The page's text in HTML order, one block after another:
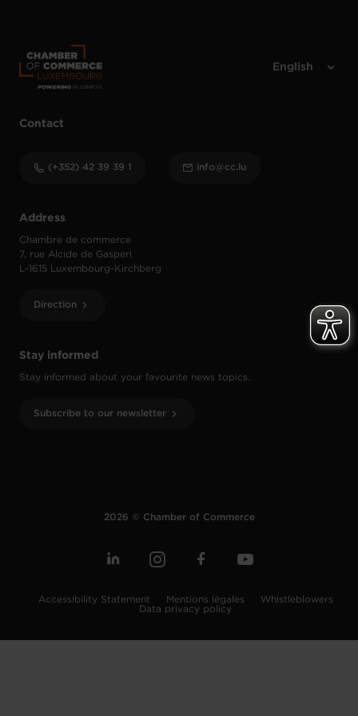
Stay informed
Stay informed about your favourite news topics.
Subscribe to our newsletter
Address
Chambre de commerce
7, rue Alcide de Gasperi
L-1615 Luxembourg-Kirchberg
Direction
Contact
(+352) 42 39 39 1 info@cc.lu
2026 © Chamber of Commerce
Accessibility Statement Mentions légales
Whistleblowers
Data privacy policy